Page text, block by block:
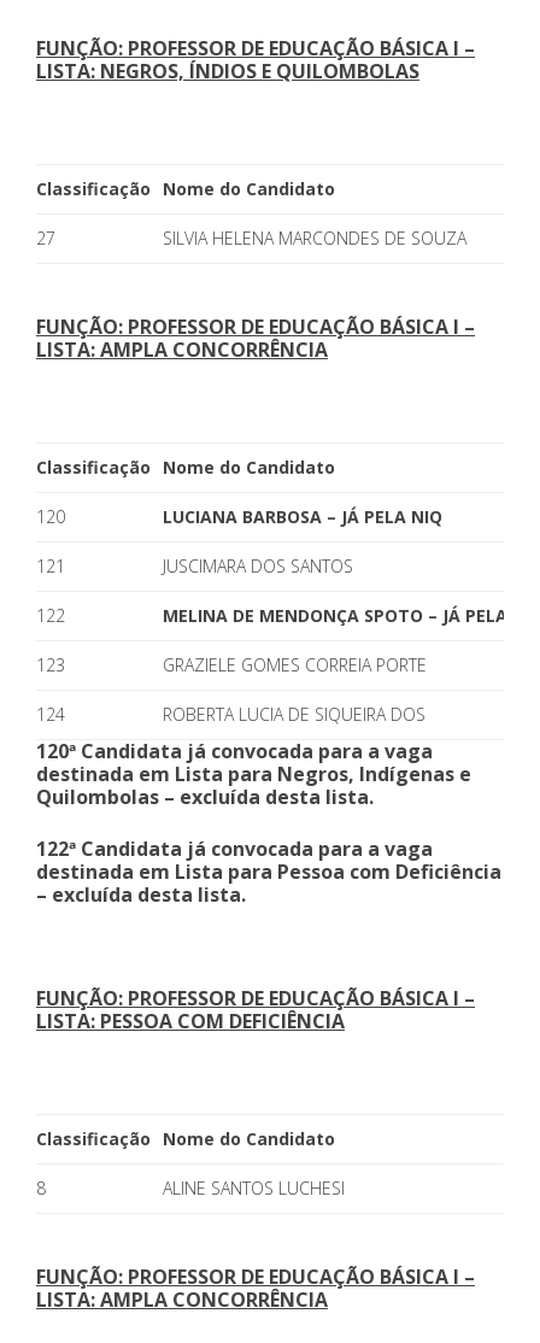
FUNÇÃO: PROFESSOR DE EDUCAÇÃO BÁSICA I –
LISTA: NEGROS, ÍNDIOS E QUILOMBOLAS
Classificação Nome do Candidato
27 SILVIA HELENA MARCONDES DE SOUZA
FUNÇÃO: PROFESSOR DE EDUCAÇÃO BÁSICA I –
LISTA: AMPLA CONCORRÊNCIA
Classificação Nome do Candidato
120 LUCIANA BARBOSA – JÁ PELA NIQ
121 JUSCIMARA DOS SANTOS
122 MELINA DE MENDONÇA SPOTO – JÁ PELA
123 GRAZIELE GOMES CORREIA PORTE
124 ROBERTA LUCIA DE SIQUEIRA DOS
120ª Candidata já convocada para a vaga
destinada em Lista para Negros, Indígenas e
Quilombolas – excluída desta lista.
122ª Candidata já convocada para a vaga
destinada em Lista para Pessoa com Deficiência
– excluída desta lista.
FUNÇÃO: PROFESSOR DE EDUCAÇÃO BÁSICA I –
LISTA: PESSOA COM DEFICIÊNCIA
Classificação Nome do Candidato
8 ALINE SANTOS LUCHESI
FUNÇÃO: PROFESSOR DE EDUCAÇÃO BÁSICA I –
LISTA: AMPLA CONCORRÊNCIA